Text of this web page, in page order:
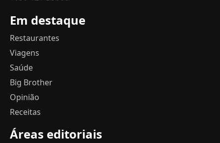
Em destaque
Restaurantes
Viagens
Saúde
Big Brother
Opinião
Receitas
Áreas editoriais